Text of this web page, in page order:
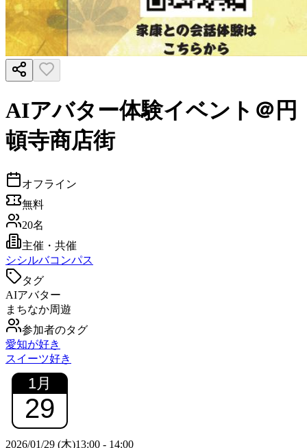
AIアバター体験イベント＠円
頓寺商店街
オフライン
無料
20名
主催・共催
シシルバコンパス
タグ
AIアバター
まちなか周遊
参加者のタグ
愛知が好き
スイーツ好き
1月
29
2026/01/29 (木)13:00 - 14:00